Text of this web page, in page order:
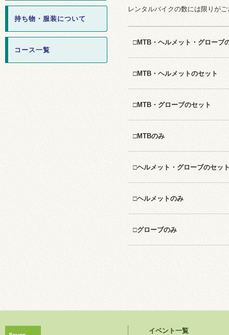
持ち物・服装について
コース一覧
レンタルバイクの数には限りが
□MTB・ヘルメット・グローブ
□MTB・ヘルメットのセット
□MTB・グローブのセット
□MTBのみ
□ヘルメット・グローブのセッ
□ヘルメットのみ
□グローブのみ
イベント一覧